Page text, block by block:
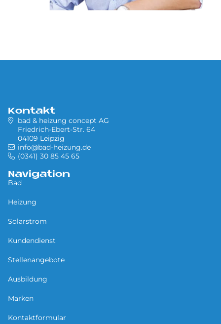
Kontakt
bad & heizung concept AG
Friedrich-Ebert-Str. 64
04109 Leipzig
info@bad-heizung.de
(0341) 30 85 45 65
Navigation
Bad
Heizung
Solarstrom
Kundendienst
Stellenangebote
Ausbildung
Marken
Kontaktformular